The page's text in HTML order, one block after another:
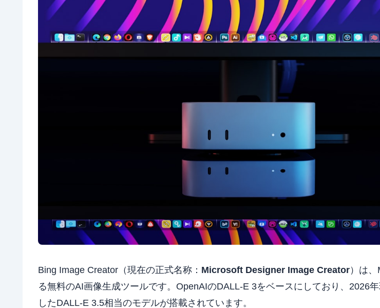
Bing Image Creator（現在の正式名称： Microsoft Designer Image Creator）は
る無料のAI画像生成ツールです。OpenAIのDALL-E 3をベースにしており、2026
したDALL-E 3.5相当のモデルが搭載されています。